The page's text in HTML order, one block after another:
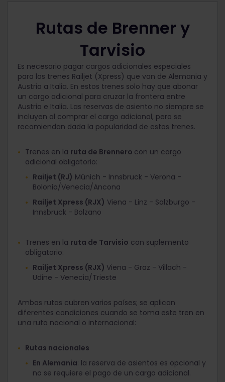
Rutas de Brenner y
Tarvisio
Es necesario pagar cargos adicionales especiales
para los trenes Railjet (Xpress) que van de Alemania y
Austria a Italia. En estos trenes solo hay que abonar
un cargo adicional para cruzar la frontera entre
Austria e Italia. Las reservas de asiento no siempre se
incluyen al comprar el cargo adicional, pero se
recomiendan dada la popularidad de estos trenes.
Trenes en la ruta de Brennero con un cargo
adicional obligatorio:
Railjet (RJ) Múnich - Innsbruck - Verona -
Bolonia/Venecia/Ancona
Railjet Xpress (RJX) Viena - Linz - Salzburgo -
Innsbruck - Bolzano
Trenes en la ruta de Tarvisio con suplemento
obligatorio:
Railjet Xpress (RJX) Viena - Graz - Villach -
Udine - Venecia/Trieste
Ambas rutas cubren varios países; se aplican
diferentes condiciones cuando se toma este tren en
una ruta nacional o internacional:
Rutas nacionales
En Alemania: la reserva de asientos es opcional y
no se requiere el pago de un cargo adicional.